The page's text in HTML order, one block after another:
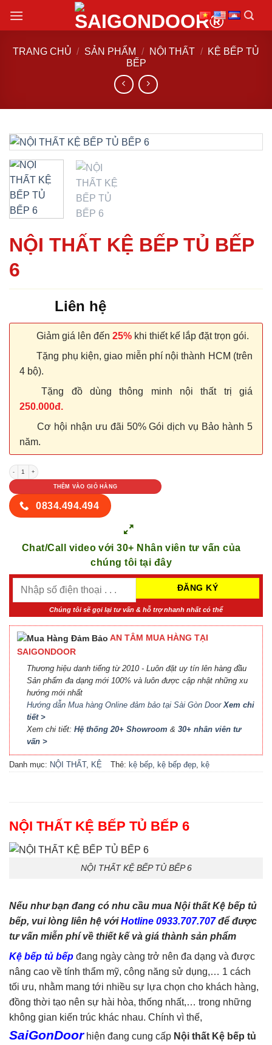
đến
dungTRANG CHỦ / SẢN PHẨM / NỘI THẤT /
KỆ BẾP TỦ
BẾP
NỘI THẤT KỆ BẾP TỦ BẾP
6
Liên hệ
Giảm giá lên đến 25% khi thiết kế lắp đặt trọn gói.
Tặng phụ kiện, giao miễn phí nội thành HCM (trên
4 bộ).
Tặng đồ dùng thông minh nội thất trị giá
250.000đ.
Cơ hội nhận ưu đãi 50% Gói dịch vụ Bảo hành 5
năm.
NỘI THẤT KỆ BẾP TỦ BẾP 6 số lượng
THÊM VÀO GIỎ HÀNG
0834.494.494
Chat/Call video với 30+ Nhân viên tư vấn của
chúng tôi tại đây
Chúng tôi sẽ gọi lại tư vấn & hỗ trợ nhanh nhất có thể
AN TÂM MUA HÀNG TẠI
SAIGONDOOR
Thương hiệu danh tiếng từ 2010 - Luôn đặt uy tín lên hàng đầu
Sản phẩm đa dạng mới 100% và luôn được cập nhật những xu
hướng mới nhất
Hướng dẫn Mua hàng Online đảm bảo tại Sài Gòn DoorXem chi
tiết >
Xem chi tiết: Hệ thống 20+ Showroom & 30+ nhân viên tư
vấn >
Danh mục: NỘI THẤT, KỆ
Thẻ: kệ bếp, kệ bếp đẹp, kệ
NỘI THẤT KỆ BẾP TỦ BẾP 6
NỘI THẤT KỆ BẾP TỦ BẾP 6
Nếu như bạn đang có nhu cầu mua Nội thất Kệ bếp tủ
bếp, vui lòng liên hệ vớiHotline 0933.707.707để được
tư vấn miễn phí về thiết kế và giá thành sản phẩm
Kệ bếp tủ bếp đang ngày càng trở nên đa dạng và được
nâng cao về tính thẩm mỹ, công năng sử dụng,… 1 cách
tối ưu, nhằm mang tới nhiều sự lựa chọn cho khách hàng,
đồng thời tạo nên sự hài hòa, thống nhất,… trong những
không gian kiến trúc khác nhau. Chính vì thế,
SaiGonDoorhiện đang cung cấp Nội thất Kệ bếp tủ